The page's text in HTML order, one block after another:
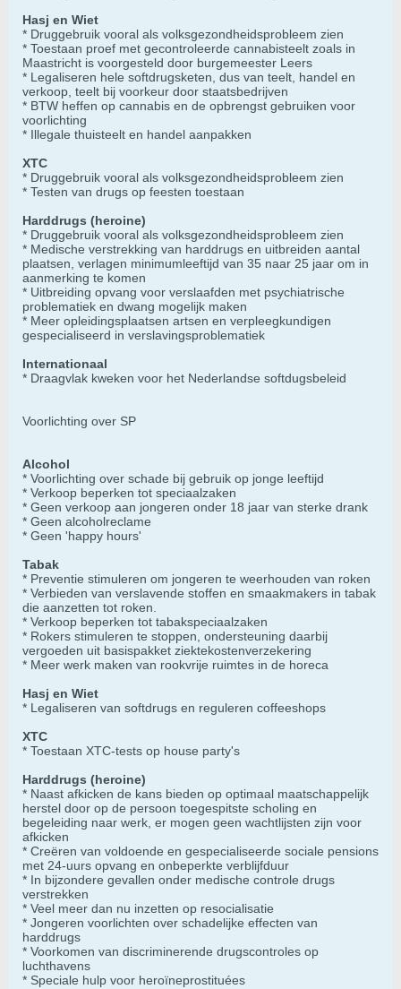
Hasj en Wiet
* Druggebruik vooral als volksgezondheidsprobleem zien
* Toestaan proef met gecontroleerde cannabisteelt zoals in
Maastricht is voorgesteld door burgemeester Leers
* Legaliseren hele softdrugsketen, dus van teelt, handel en
verkoop, teelt bij voorkeur door staatsbedrijven
* BTW heffen op cannabis en de opbrengst gebruiken voor
voorlichting
* Illegale thuisteelt en handel aanpakken
XTC
* Druggebruik vooral als volksgezondheidsprobleem zien
* Testen van drugs op feesten toestaan
Harddrugs (heroine)
* Druggebruik vooral als volksgezondheidsprobleem zien
* Medische verstrekking van harddrugs en uitbreiden aantal
plaatsen, verlagen minimumleeftijd van 35 naar 25 jaar om in
aanmerking te komen
* Uitbreiding opvang voor verslaafden met psychiatrische
problematiek en dwang mogelijk maken
* Meer opleidingsplaatsen artsen en verpleegkundigen
gespecialiseerd in verslavingsproblematiek
Internationaal
* Draagvlak kweken voor het Nederlandse softdugsbeleid
Voorlichting over SP
Alcohol
* Voorlichting over schade bij gebruik op jonge leeftijd
* Verkoop beperken tot speciaalzaken
* Geen verkoop aan jongeren onder 18 jaar van sterke drank
* Geen alcoholreclame
* Geen 'happy hours'
Tabak
* Preventie stimuleren om jongeren te weerhouden van roken
* Verbieden van verslavende stoffen en smaakmakers in tabak
die aanzetten tot roken.
* Verkoop beperken tot tabakspeciaalzaken
* Rokers stimuleren te stoppen, ondersteuning daarbij
vergoeden uit basispakket ziektekostenverzekering
* Meer werk maken van rookvrije ruimtes in de horeca
Hasj en Wiet
* Legaliseren van softdrugs en reguleren coffeeshops
XTC
* Toestaan XTC-tests op house party's
Harddrugs (heroine)
* Naast afkicken de kans bieden op optimaal maatschappelijk
herstel door op de persoon toegespitste scholing en
begeleiding naar werk, er mogen geen wachtlijsten zijn voor
afkicken
* Creëren van voldoende en gespecialiseerde sociale pensions
met 24-uurs opvang en onbeperkte verblijfduur
* In bijzondere gevallen onder medische controle drugs
verstrekken
* Veel meer dan nu inzetten op resocialisatie
* Jongeren voorlichten over schadelijke effecten van
harddrugs
* Voorkomen van discriminerende drugscontroles op
luchthavens
* Speciale hulp voor heroïneprostituées